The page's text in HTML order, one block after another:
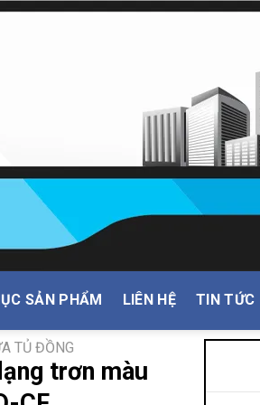
SẢN PHẨM LIÊN HỆ TIN TỨC
TỦ ĐỒNG
trơn màu